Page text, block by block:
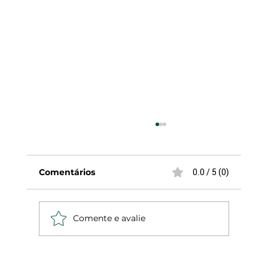
Folha Técnica 818
Comentários 0.0 / 5 (0)
Comente e avalie